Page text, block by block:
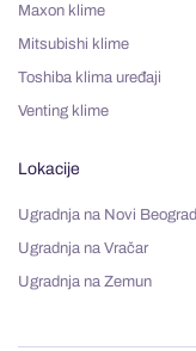
Maxon klime
Mitsubishi klime
Toshiba klima uređaji
Venting klime
Lokacije
Ugradnja na Novi Beograd
Ugradnja na Vračar
Ugradnja na Zemun